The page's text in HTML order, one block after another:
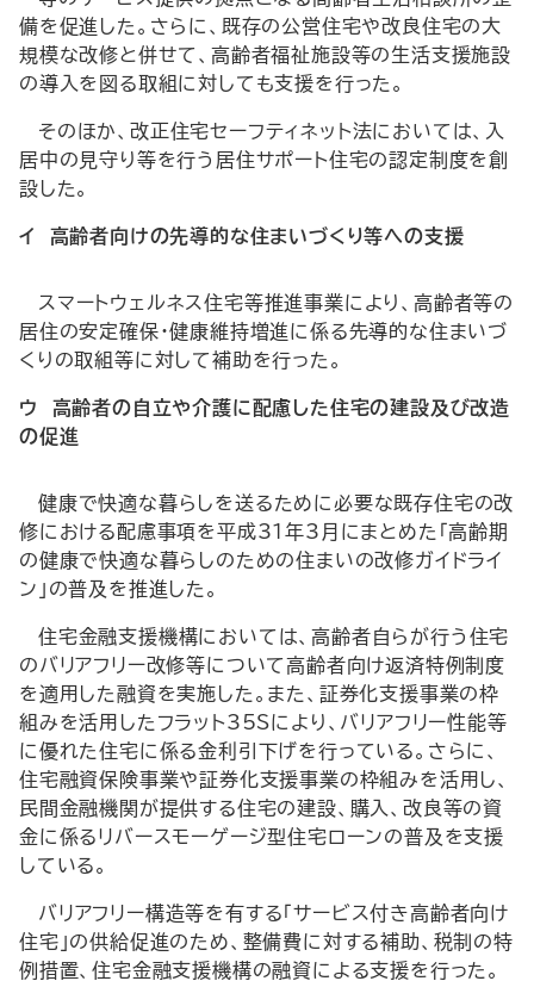
備を促進した。さらに、既存の公営住宅や改良住宅の大
規模な改修と併せて、高齢者福祉施設等の生活支援施設
の導入を図る取組に対しても支援を行った。
そのほか、改正住宅セーフティネット法においては、入
居中の見守り等を行う居住サポート住宅の認定制度を創
設した。
イ 高齢者向けの先導的な住まいづくり等への支援
スマートウェルネス住宅等推進事業により、高齢者等の
居住の安定確保・健康維持増進に係る先導的な住まいづ
くりの取組等に対して補助を行った。
ウ 高齢者の自立や介護に配慮した住宅の建設及び改造
の促進
健康で快適な暮らしを送るために必要な既存住宅の改
修における配慮事項を平成31年3月にまとめた「高齢期
の健康で快適な暮らしのための住まいの改修ガイドライ
ン」の普及を推進した。
住宅金融支援機構においては、高齢者自らが行う住宅
のバリアフリー改修等について高齢者向け返済特例制度
を適用した融資を実施した。また、証券化支援事業の枠
組みを活用したフラット35Sにより、バリアフリー性能等
に優れた住宅に係る金利引下げを行っている。さらに、
住宅融資保険事業や証券化支援事業の枠組みを活用し、
民間金融機関が提供する住宅の建設、購入、改良等の資
金に係るリバースモーゲージ型住宅ローンの普及を支援
している。
バリアフリー構造等を有する「サービス付き高齢者向け
住宅」の供給促進のため、整備費に対する補助、税制の特
例措置、住宅金融支援機構の融資による支援を行った。